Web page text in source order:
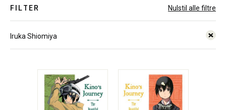
FILTER Nulstil alle filtre
Iruka Shiomiya